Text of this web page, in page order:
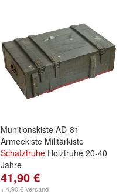
Munitionskiste AD-81
Armeekiste Militärkiste
Schatztruhe Holztruhe 20-40
Jahre
41,90 €
+ 4,90 € Versand